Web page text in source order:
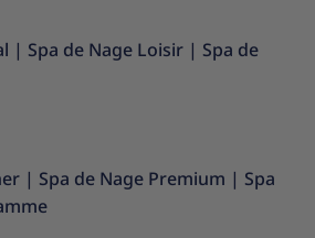
| Spa de Nage Loisir | Spa de
| Spa de Nage Premium | Spa